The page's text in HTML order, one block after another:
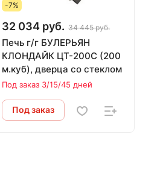
-7%
32 034 руб. 34 445 руб.
Печь г/г БУЛЕРЬЯН
КЛОНДАЙК ЦТ-200С (200
м.куб), дверца со стеклом
Под заказ 3/15/45 дней
Под заказ